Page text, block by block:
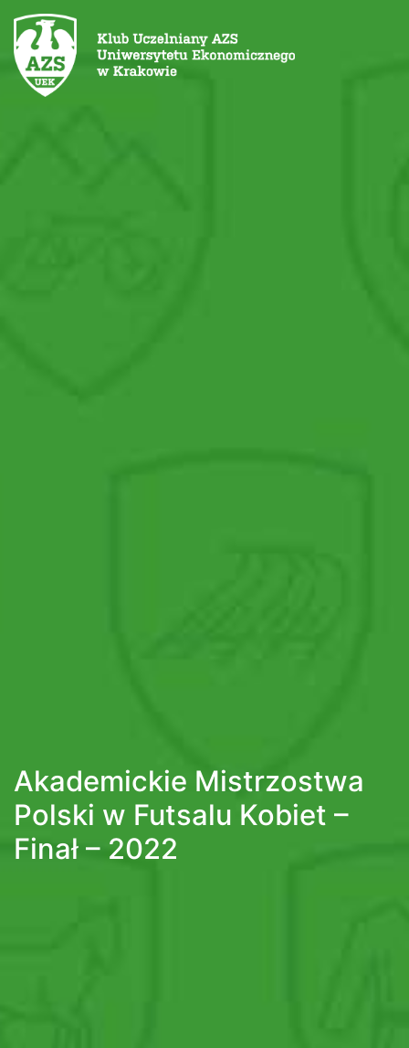
Akademickie Mistrzostwa
Polski w Futsalu Kobiet –
Finał – 2022